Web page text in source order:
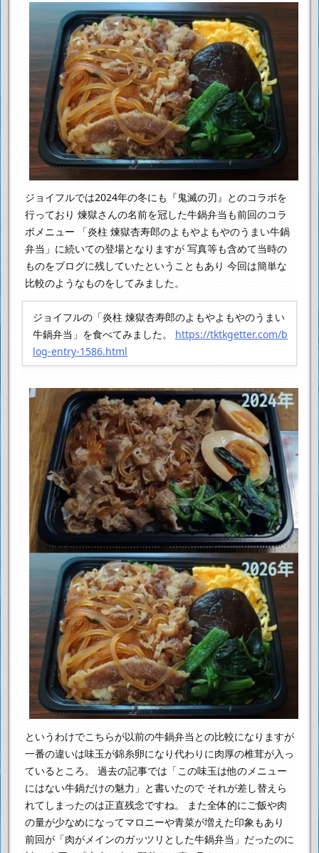
ジョイフルでは2024年の冬にも『鬼滅の刃』とのコラボを
行っており 煉獄さんの名前を冠した牛鍋弁当も前回のコラ
ボメニュー 「炎柱 煉獄杏寿郎のよもやよもやのうまい牛鍋
弁当」に続いての登場となりますが 写真等も含めて当時の
ものをブログに残していたということもあり 今回は簡単な
比較のようなものをしてみました。
ジョイフルの「炎柱 煉獄杏寿郎のよもやよもやのうまい
牛鍋弁当」を食べてみました。
https://tktkgetter.com/b
log-entry-1586.html
というわけでこちらが以前の牛鍋弁当との比較になりますが
一番の違いは味玉が錦糸卵になり代わりに肉厚の椎茸が入っ
ているところ。
過去の記事では「この味玉は他のメニュー
にはない牛鍋だけの魅力」と書いたので それが差し替えら
れてしまったのは正直残念ですね。
また全体的にご飯や肉
の量が少なめになってマロニーや青菜が増えた印象もあり
前回が「肉がメインのガッツリとした牛鍋弁当」だったのに